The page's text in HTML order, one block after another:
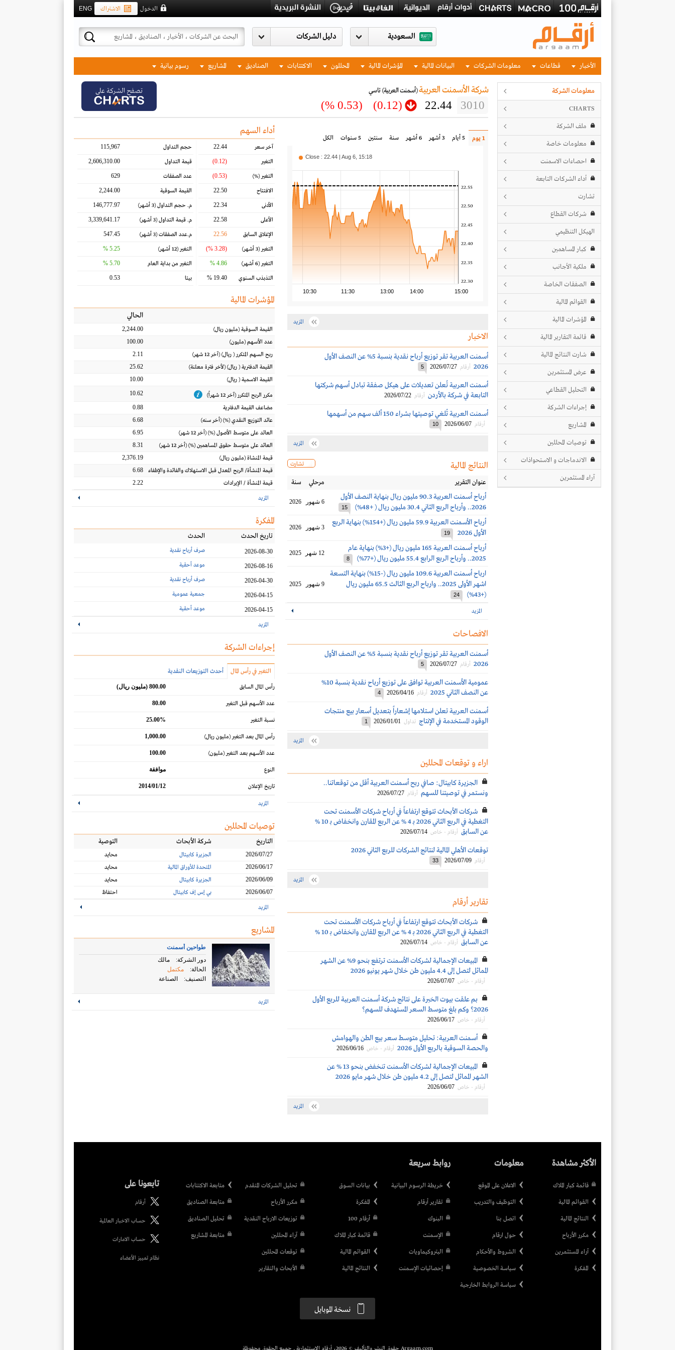
ENG الاشتراك الدخول
السعودية
الأخبار قطاعات معلومات الشركات البيانات المالية المؤشرات المالية المحللون الاكتتابات الصناديق المشاريع رسوم بيانية
معلومات الشركة
CHARTS
ملف الشركة
معلومات خاصة
احصاءات الاسمنت
أداء الشركات التابعة
تشارت
شركات القطاع
الهيكل التنظيمي
كبار المساهمين
ملكية الأجانب
الصفقات الخاصة
القوائم المالية
المؤشرات المالية
قائمة التقارير المالية
شارت النتائج المالية
عرض المستثمرين
التحليل القطاعي
إجراءات الشركة
المشاريع
توصيات المحللين
الاندماجات و الاستحواذات
آراء المستثمرين
شركة الأسمنت العربية(أسمنت العربية) تاسي
3010
22.44
(0.12)
(0.53 %)
تصفح الشركة على
1 يوم 5 أيام 3 أشهر 6 أشهر سنة سنتين 5 سنوات الكل
10:30 11:30 13:00 14:00 15:00
22.30
22.35
22.40
22.45
22.50
22.55
Close : 22.44 | Aug 6, 15:18
المزيد
الاخبار
أسمنت العربية تقر توزيع أرباح نقدية بنسبة 5% عن النصف الأول
2026 أرقام 2026/07/27
5
أسمنت العربية تُعلن تعديلات على هيكل صفقة تبادل أسهم شركتها
التابعة في شركة بالأردن أرقام 2026/07/22
أسمنت العربية تُلغي توصيتها بشراء 150 ألف سهم من أسهمها
أرقام 2026/06/07
10
المزيد
تشارت النتائج المالية
عنوان التقرير مرحلي سنة
أرباح أسمنت العربية 90.3 مليون ريال بنهاية النصف الأول
2026.. وأرباح الربع الثاني 30.4 مليون ريال ( +48%)
15
6 شهور 2026
أرباح الأسمنت العربية 59.9 مليون ريال (+154%) بنهاية الربع
الأول 2026
19
3 شهور 2026
أرباح أسمنت العربية 165 مليون ريال (+3%) بنهاية عام
2025.. وأرباح الربع الرابع 55.4 مليون ريال (+77%)
8
12 شهر 2025
ارباح أسمنت العربية 109.6 مليون ريال (-15%) بنهاية التسعة
اشهر الأولى 2025.. وارباح الربع الثالث 65.5 مليون ريال
(+43%)
24
9 شهور 2025
المزيد
الافصاحات
أسمنت العربية تقر توزيع أرباح نقدية بنسبة 5% عن النصف الأول
2026 أرقام 2026/07/27
5
عمومية الأسمنت العربية توافق على توزيع أرباح نقدية بنسبة 10%
عن النصف الثاني 2025
أرقام 2026/04/16
4
أسمنت العربية تعلن استلامها إشعاراً بتعديل أسعار بيع منتجات
الوقود المستخدمة في الإنتاج تداول 2026/01/01
1
المزيد
اراء و توقعات المحللين
الجزيرة كابيتال: صافي ربح أسمنت العربية أقل من توقعاتنا..
ونستمر في توصيتنا للسهم أرقام 2026/07/27
شركات الأبحاث تتوقع ارتفاعاً في أرباح شركات الأسمنت تحت
التغطية في الربع الثاني 2026 بـ 4 % عن الربع المقارن وانخفاض بـ 10 %
عن السابق أرقام - خاص 2026/07/14
توقعات الأهلي المالية لنتائج الشركات للربع الثاني 2026
أرقام 2026/07/09
33
المزيد
تقارير أرقام
شركات الأبحاث تتوقع ارتفاعاً في أرباح شركات الأسمنت تحت
التغطية في الربع الثاني 2026 بـ 4 % عن الربع المقارن وانخفاض بـ 10 %
عن السابق أرقام - خاص 2026/07/14
المبيعات الإجمالية لشركات الأسمنت ترتفع بنحو 9% عن الشهر
المماثل لتصل إلى 4.4 مليون طن خلال شهر يونيو 2026
أرقام - خاص 2026/07/07
بم علقت بيوت الخبرة على نتائج شركة أسمنت العربية للربع الأول
2026؟ وكم بلغ متوسط السعر المستهدف للسهم؟
أرقام - خاص 2026/06/17
أسمنت العربية: تحليل متوسط سعر بيع الطن والهوامش
والحصة السوقية بالربع الأول 2026
أرقام - خاص 2026/06/16
المبيعات الإجمالية لشركات الأسمنت تنخفض بنحو 13 % عن
الشهر المماثل لتصل إلى 4.2 مليون طن خلال شهر مايو 2026
أرقام - خاص 2026/06/07
المزيد
أداء السهم
آخر سعر 22.44
التغير (0.12)
التغير(%)
(0.53)
الافتتاح 22.50
الأدنى 22.34
الأعلى 22.58
الإغلاق السابق 22.56
التغير(3 أشهر) (3.28 %)
التغير(6 أشهر) 4.86 %
التذبذب السنوي 19.40 %
حجم التداول 115,967
قيمة التداول 2,606,310.00
عدد الصفقات 629
القيمة السوقية 2,244.00
م. حجم التداول(3 أشهر) 146,777.97
م. قيمة التداول(3 أشهر) 3,339,641.17
م.عدد الصفقات(3 أشهر) 547.45
التغير(12 أشهر) 5.25 %
التغير من بداية العام 5.70 %
بيتا 0.53
المؤشرات المالية
الحالي
القيمة السوقية(مليون ريال)
2,244.00
عدد الأسهم(مليون)
100.00
ربح السهم المتكرر( ريال) (آخر 12 شهر)
2.11
القيمة الدفترية( ريال) (لأخر فترة معلنة)
25.62
القيمة الاسمية( ريال)
10.00
مكرر الربح المتكرر (آخر 12 شهراً) 10.62
مضاعف القيمة الدفترية
0.88
عائد التوزيع النقدي(%) (أخر سنه)
6.68
العائد على متوسط الأصول(%) (أخر 12 شهر)
6.95
العائد على متوسط حقوق المساهمين(%) (أخر 12 شهر)
8.31
قيمة المنشاة(مليون ريال)
2,376.19
قيمة المنشأة/ الربح المعدل قبل الاستهلاك والفائدة والإطفاء
6.68
قيمة المنشأة / الإيرادات
2.22
المزيد
المفكرة
تاريخ الحدث الحدث
2026-08-30 صرف أرباح نقدية
2026-08-16 موعد أحقية
2026-04-30 صرف أرباح نقدية
2026-04-15 جمعية عمومية
2026-04-15 موعد أحقية
المزيد
إجراءات الشركة
التغير في رأس المال أحدث التوزيعات النقدية
رأس المال السابق 800.00 (مليون ريال)
عدد الأسهم قبل التغير 80.00
نسبة التغير 25.00%
رأس المال بعد التغير(مليون ريال) 1,000.00
عدد الأسهم بعد التغير(مليون) 100.00
النوع موافقة
تاريخ الإعلان 2014/01/12
المزيد
توصيات المحللين
التاريخ شركة الأبحاث التوصية
2026/07/27 الجزيرة كابيتال
محايد
2026/06/17
المتحدة للأوراق المالية
محايد
2026/06/09
الجزيرة كابيتال
محايد
2026/06/07
بي إس إف كابيتال احتفاظ
المزيد
المشاريع
طواحين أسمنت
دور الشركة:
مالك
الحالة:
مكتمل
التصنيف:
الصناعة
المزيد
الأكثر مشاهدة
قائمة كبار الملاك
القوائم المالية
النتائج المالية
مكرر الأرباح
آراء المستثمرين
المفكرة
معلومات
الاعلان على الموقع
التوظيف والتدريب
اتصل بنا
حول ارقام
الشروط والأحكام
سياسة الخصوصية
سياسة الروابط الخارجية
روابط سريعة
خريطة الرسوم البيانية
تقارير أرقام
البنوك
الإسمنت
البتروكيماويات
إحصائيات الإسمنت
بيانات السوق
المفكرة
أرقام 100
قائمة كبار الملاك
القوائم المالية
النتائج المالية
تحليل الشركات المتقدم
مكرر الأرباح
توزيعات الارباح النقدية
آراء المحللين
توقعات المحللين
الأبحاث والتقارير
متابعة الاكتتابات
متابعة الصناديق
تحليل الصناديق
متابعة المشاريع
تابعونا على
أرقام
حساب الاخبار العالمية
حساب الامارات
نظام تمييز الأعضاء
نسخة الموبايل
Argaam.com حقوق النشر والتأليف © 2026، أرقام الاستثمارية , جميع الحقوق محفوظة